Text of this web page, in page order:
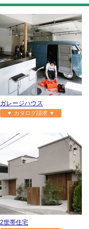
ガレージハウス
▼ カタログ請求 ▼
2世帯住宅